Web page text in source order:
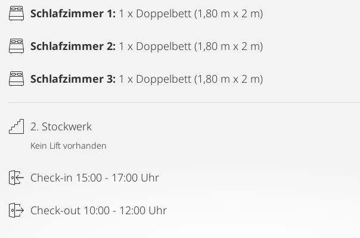
Schlafzimmer 1: 1 x Doppelbett (1,80 m x 2 m)
Schlafzimmer 2: 1 x Doppelbett (1,80 m x 2 m)
Schlafzimmer 3: 1 x Doppelbett (1,80 m x 2 m)
2. Stockwerk
Kein Lift vorhanden
Check-in 15:00 - 17:00 Uhr
Check-out 10:00 - 12:00 Uhr